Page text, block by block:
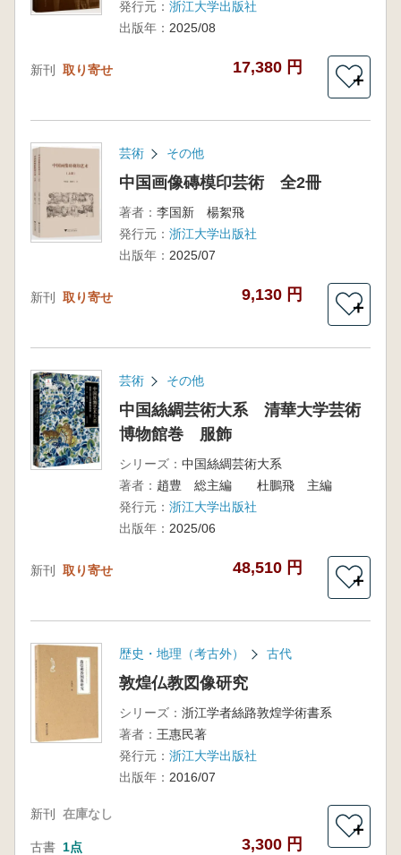
発行元： 浙江大学出版社
出版年： 2025/08
新刊 取り寄せ 17,380 円
＋
芸術 その他
中国画像磚模印芸術 全2冊
著者： 李国新 楊絮飛
発行元： 浙江大学出版社
出版年： 2025/07
新刊 取り寄せ 9,130 円
＋
芸術 その他
中国絲綢芸術大系 清華大学芸術
博物館巻 服飾
シリーズ： 中国絲綢芸術大系
著者： 趙豊 総主編 杜鵬飛 主編
発行元： 浙江大学出版社
出版年： 2025/06
新刊 取り寄せ 48,510 円
＋
歴史・地理（考古外） 古代
敦煌仏教図像研究
シリーズ： 浙江学者絲路敦煌学術書系
著者： 王惠民著
発行元： 浙江大学出版社
出版年： 2016/07
新刊 在庫なし
古書 1点 3,300 円
＋